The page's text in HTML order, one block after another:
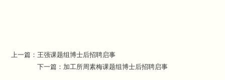
上一篇： 王强课题组博士后招聘启事
下一篇： 加工所周素梅课题组博士后招聘启事